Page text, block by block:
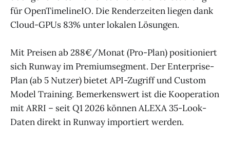
für OpenTimelineIO. Die Renderzeiten liegen dank
Cloud-GPUs 83% unter lokalen Lösungen.
Mit Preisen ab 288€/Monat (Pro-Plan) positioniert
sich Runway im Premiumsegment. Der Enterprise-
Plan (ab 5 Nutzer) bietet API-Zugriff und Custom
Model Training. Bemerkenswert ist die Kooperation
mit ARRI – seit Q1 2026 können ALEXA 35-Look-
Daten direkt in Runway importiert werden.